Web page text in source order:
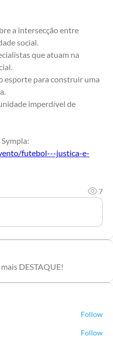
a intersecção entre
social.
que atuam na
esporte para construir uma
imperdível de
futebol---justica-e-
7
DESTAQUE!
Follow
Follow